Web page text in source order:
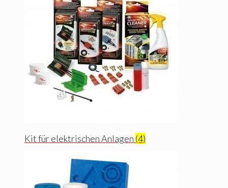
Kit für elektrischen Anlagen (4)